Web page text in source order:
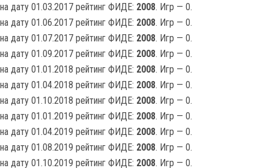
на дату 01.03.2017 рейтинг ФИДЕ: 2008. Игр — 0.
на дату 01.06.2017 рейтинг ФИДЕ: 2008. Игр — 0.
на дату 01.07.2017 рейтинг ФИДЕ: 2008. Игр — 0.
на дату 01.09.2017 рейтинг ФИДЕ: 2008. Игр — 0.
на дату 01.01.2018 рейтинг ФИДЕ: 2008. Игр — 0.
на дату 01.04.2018 рейтинг ФИДЕ: 2008. Игр — 0.
на дату 01.10.2018 рейтинг ФИДЕ: 2008. Игр — 0.
на дату 01.01.2019 рейтинг ФИДЕ: 2008. Игр — 0.
на дату 01.04.2019 рейтинг ФИДЕ: 2008. Игр — 0.
на дату 01.08.2019 рейтинг ФИДЕ: 2008. Игр — 0.
на дату 01.10.2019 рейтинг ФИДЕ: 2008. Игр — 0.